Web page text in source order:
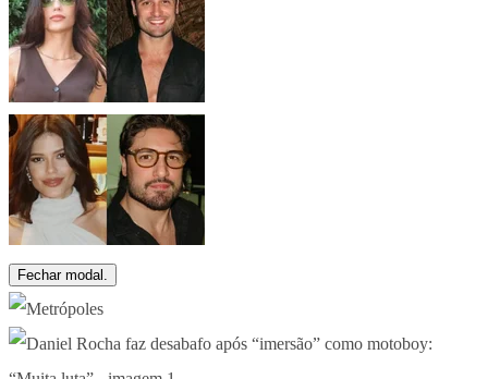
Fechar modal.